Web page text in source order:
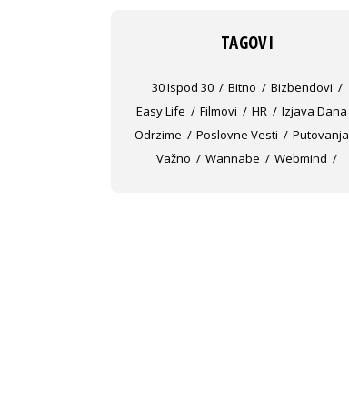
TAGOVI
30 Ispod 30 Bitno
Bizbendovi
Easy Life
Filmovi HR
Izjava Dana
Odrzime
Poslovne Vesti
Putovanja
Važno
Wannabe Webmind